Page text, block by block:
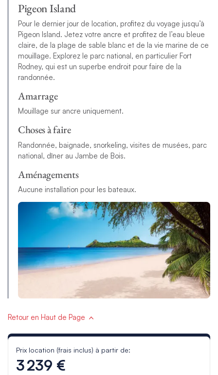
Pigeon Island
Pour le dernier jour de location, profitez du voyage jusqu’à
Pigeon Island. Jetez votre ancre et profitez de l’eau bleue
claire, de la plage de sable blanc et de la vie marine de ce
mouillage. Explorez le parc national, en particulier Fort
Rodney, qui est un superbe endroit pour faire de la
randonnée.
Amarrage
Mouillage sur ancre uniquement.
Choses à faire
Randonnée, baignade, snorkeling, visites de musées, parc
national, dîner au Jambe de Bois.
Aménagements
Aucune installation pour les bateaux.
Retour en Haut de Page
Prix location (frais inclus) à partir de:
3 239 €